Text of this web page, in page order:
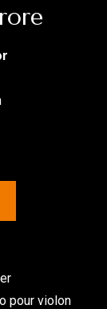
pour violon